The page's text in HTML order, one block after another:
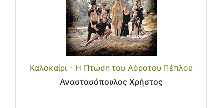
Καλοκαίρι - Η Πτώση του Αόρατου Πέπλου
Αναστασόπουλος Χρήστος